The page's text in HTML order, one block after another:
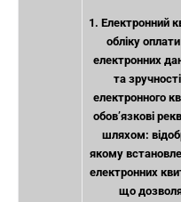
1. Електронний
обліку
електронних
та
електронного
обов’язкові
шляхом:
якому
електронних
що